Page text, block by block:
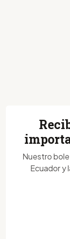
Nuestro
Ecuador y